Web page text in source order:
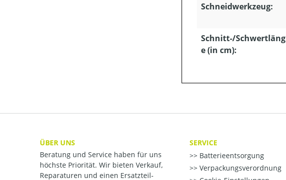
Schneidwerkzeug:
Schnitt-/Schwertläng
e (in cm):
ÜBER UNS
Beratung und Service haben für uns
höchste Priorität. Wir bieten Verkauf,
Reparaturen und einen Ersatzteil-
SERVICE
Batterieentsorgung
Verpackungsverordnung